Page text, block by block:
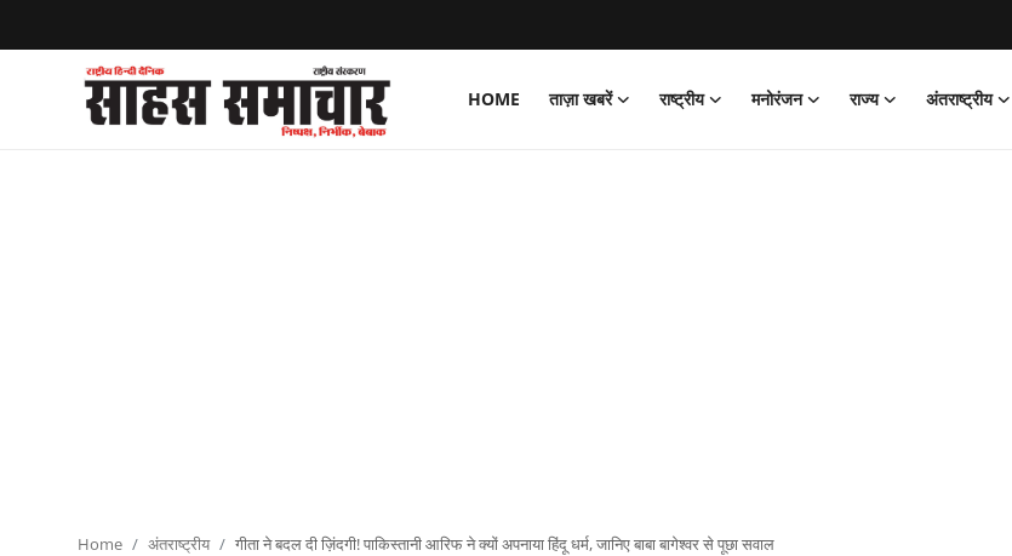
HOME ताज़ा खबरें राष्ट्रीय मनोरंजन राज्य अंतराष्ट्रीय
Register
Home अंतराष्ट्रीय गीता ने बदल दी ज़िंदगी! पाकिस्तानी आरिफ ने क्यों अपनाया हिंदू धर्म, जानिए बाबा बागेश्वर से पूछा सवाल